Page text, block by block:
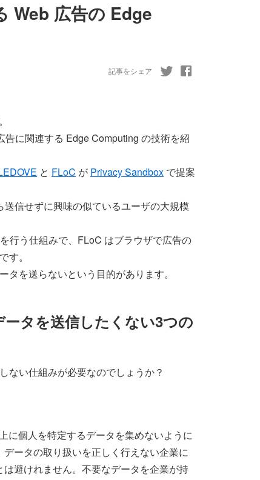
Web 広告の Edge
記事をシェア
に関連する Edge Computing の技術を紹
と FLoC が Privacy Sandbox で提案
信せずに興味の似ているユーザの大規模
行う仕組みで、FLoC はブラウザで広告の
す。
を送らないという目的があります。
タを送信したくない3つの
ない仕組みが必要なのでしょうか？
に個人を特定するデータを集めないように
ータの取り扱いを正しく行えない企業に
避けれません。不要なデータを企業が持